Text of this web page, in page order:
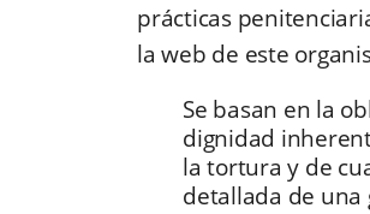
prácticas
la web de este
Se basan en la
dignidad
la tortura y de
detallada de una